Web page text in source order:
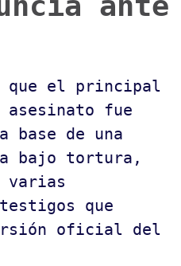
que el principal
asesinato fue
base de una
bajo tortura,
varias
que
oficial del